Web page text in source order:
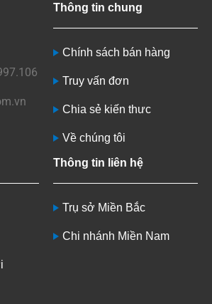
Thông tin chung
Chính sách bán hàng
Truy vấn đơn
Chia sẻ kiến thưc
Về chúng tôi
Thông tin liên hệ
Trụ sở Miền Bắc
Chi nhánh Miền Nam